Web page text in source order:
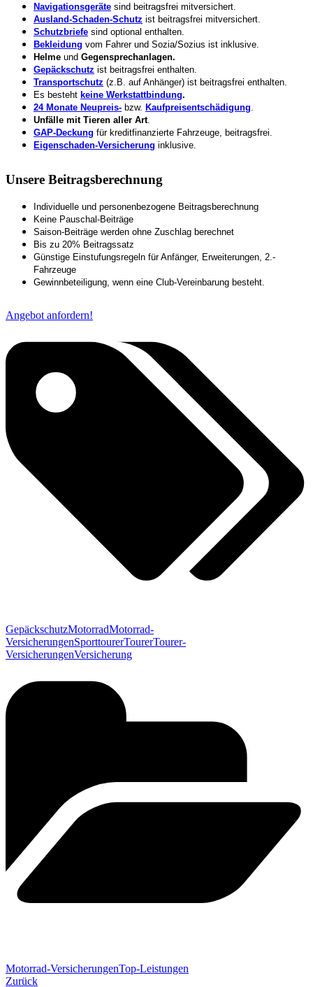
Navigationsgeräte sind beitragsfrei mitversichert.
Ausland-Schaden-Schutz ist beitragsfrei mitversichert.
Schutzbriefe sind optional enthalten.
Bekleidung vom Fahrer und Sozia/Sozius ist inklusive.
Helme und Gegensprechanlagen.
Gepäckschutz ist beitragsfrei enthalten.
Transportschutz (z.B. auf Anhänger) ist beitragsfrei enthalten.
Es besteht keine Werkstattbindung.
24 Monate Neupreis- bzw. Kaufpreisentschädigung
Unfälle mit Tieren aller Art.
GAP-Deckung für kreditfinanzierte Fahrzeuge, beitragsfrei.
Eigenschaden-Versicherung inklusive.
Unsere Beitragsberechnung
Individuelle und personenbezogene Beitragsberechnung
Keine Pauschal-Beiträge
Saison-Beiträge werden ohne Zuschlag berechnet
Bis zu 20% Beitragssatz
Günstige Einstufungsregeln für Anfänger, Erweiterungen, 2.-
Fahrzeuge
Gewinnbeteiligung, wenn eine Club-Vereinbarung besteht.
Angebot anfordern!
GepäckschutzMotorradMotorrad-
VersicherungenSporttourerTourerTourer-
VersicherungenVersicherung
Motorrad-VersicherungenTop-Leistungen
Zurück